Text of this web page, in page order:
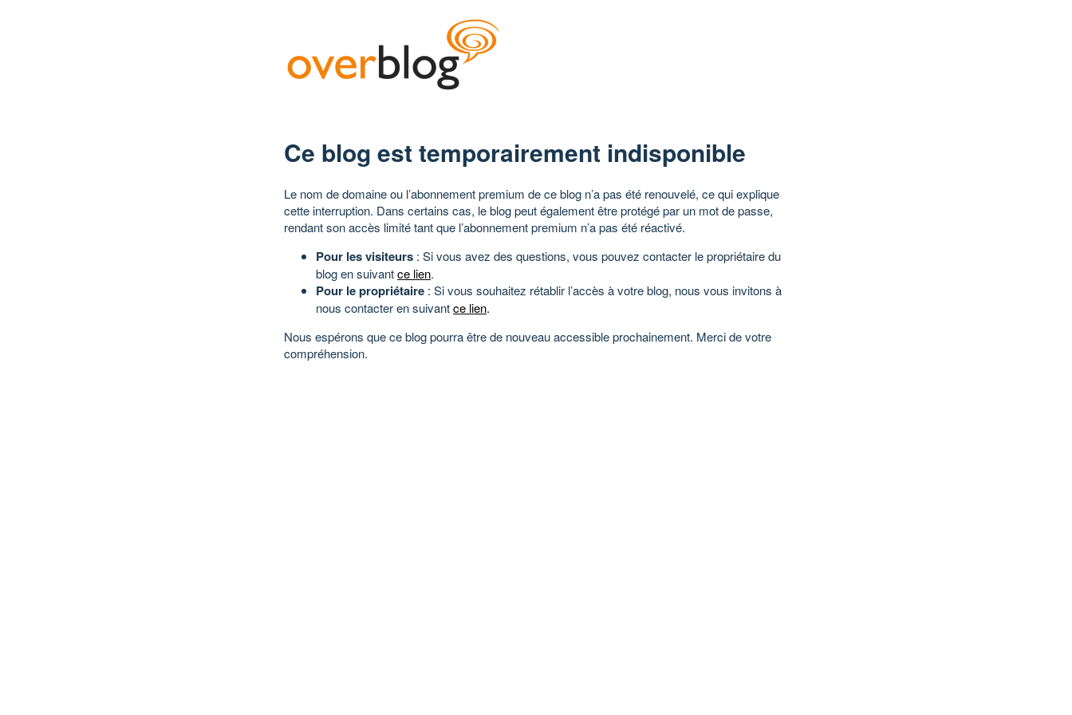
Ce blog est temporairement indisponible
Le nom de domaine ou l’abonnement premium de ce blog n’a pas été renouvelé, ce qui explique
cette interruption. Dans certains cas, le blog peut également être protégé par un mot de passe,
rendant son accès limité tant que l’abonnement premium n’a pas été réactivé.
Pour les visiteurs : Si vous avez des questions, vous pouvez contacter le propriétaire du
blog en suivantce lien.
Pour le propriétaire : Si vous souhaitez rétablir l’accès à votre blog, nous vous invitons à
nous contacter en suivantce lien.
Nous espérons que ce blog pourra être de nouveau accessible prochainement. Merci de votre
compréhension.